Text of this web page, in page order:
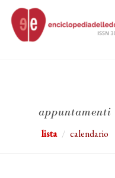
appuntamenti
lista calendario